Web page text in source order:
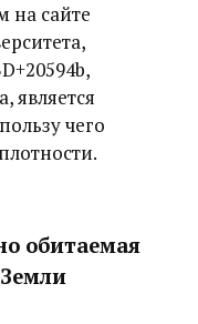
на сайте
является
чего
обитаемая